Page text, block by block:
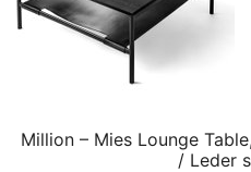
Million – Mies Lounge
/ Leder